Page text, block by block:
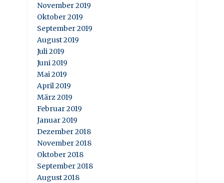
November 2019
Oktober 2019
September 2019
August 2019
Juli 2019
Juni 2019
Mai 2019
April 2019
März 2019
Februar 2019
Januar 2019
Dezember 2018
November 2018
Oktober 2018
September 2018
August 2018